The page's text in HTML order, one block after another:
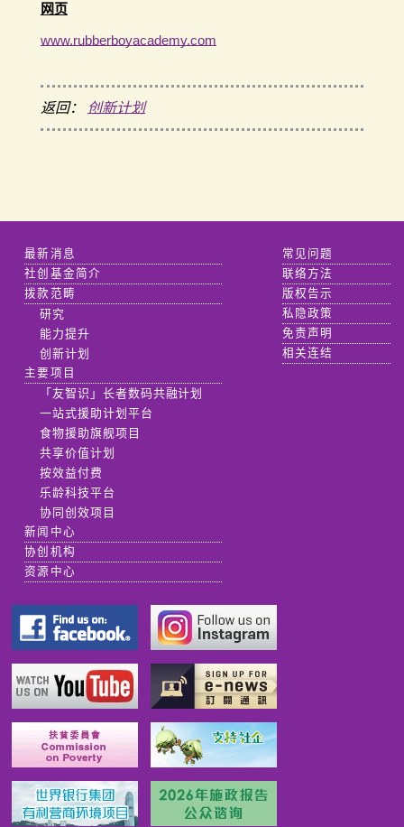
网页
www.rubberboyacademy.com
返回： 创新计划
最新消息
社创基金简介
拨款范畴
研究
能力提升
创新计划
主要项目
「友智识」长者数码共融计划
一站式援助计划平台
食物援助旗舰项目
共享价值计划
按效益付费
乐龄科技平台
协同创效项目
新闻中心
协创机构
资源中心
常见问题
联络方法
版权告示
私隐政策
免责声明
相关连结